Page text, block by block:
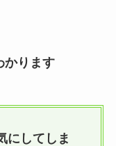
かります
にしてしま